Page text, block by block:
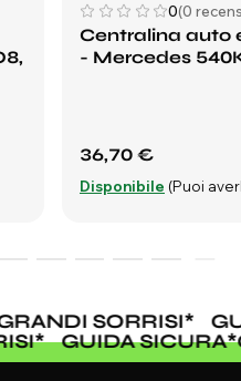
0(0
Centralina auto
- Mercedes
36,70 €
Disponibile (Puoi
SORRISI*
* GUIDA SICURA